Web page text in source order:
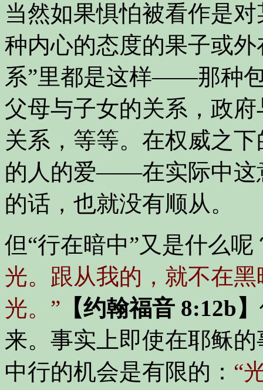
当然如果惧怕被看作是
种内心的态度的果子或
系”里都是这样——那种
父母与子女的关系，政
关系，等等。在权威之
的人的爱——在实际中这
的话，也就没有顺从。
但“行在暗中”又是什么
光。跟从我的，就不在
光。” 【约翰福音 8:12b】
来。事实上即使在耶稣
中行的机会是有限的： “